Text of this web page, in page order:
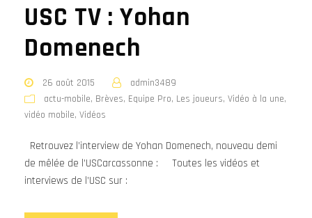
USC TV : Yohan
Domenech
26 août 2015
admin3489
actu-mobile, Brèves, Equipe Pro, Les joueurs, Vidéo à la une,
vidéo mobile, Vidéos
Retrouvez l’interview de Yohan Domenech, nouveau demi
de mêlée de l’USCarcassonne : Toutes les vidéos et
interviews de l’USC sur :